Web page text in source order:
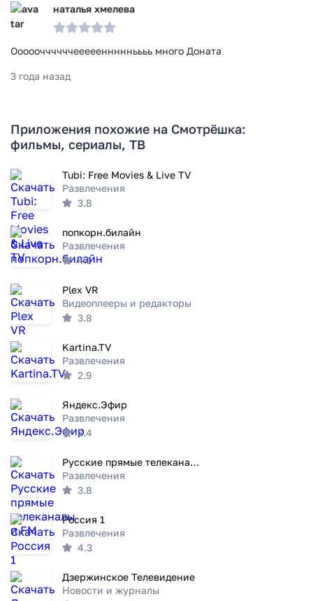
наталья хмелева
Оооооччччччеееееннннньььь много Доната
3 года назад
Приложения похожие на Смотрёшка:
фильмы, сериалы, ТВ
Tubi: Free Movies & Live TV
Развлечения
3.8
попкорн.билайн
Развлечения
4.1
Plex VR
Видеоплееры и редакторы
3.8
Kartina.TV
Развлечения
2.9
Яндекс.Эфир
Развлечения
3.4
Русские прямые телеканалы и FM
Развлечения
3.8
Россия 1
Развлечения
4.3
Дзержинское Телевидение
Новости и журналы